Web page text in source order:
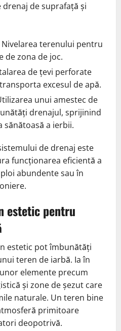
de suprafață și
Nivelarea terenului pentru
de zona de joc.
de țevi perforate
excesul de apă.
unui amestec de
drenajul, sprijinind
sănătoasă a ierbii.
de drenaj este
funcționarea eficientă a
abundente sau în
estetic pentru
estetic pot îmbunătăți
teren de iarbă. Ia în
elemente precum
și zone de șezut care
naturale. Un teren bine
primitoare
deopotrivă.